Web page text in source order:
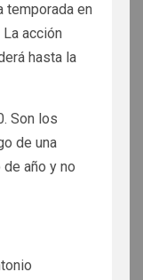
temporada en
acción
hasta la
Son los
de una
año y no